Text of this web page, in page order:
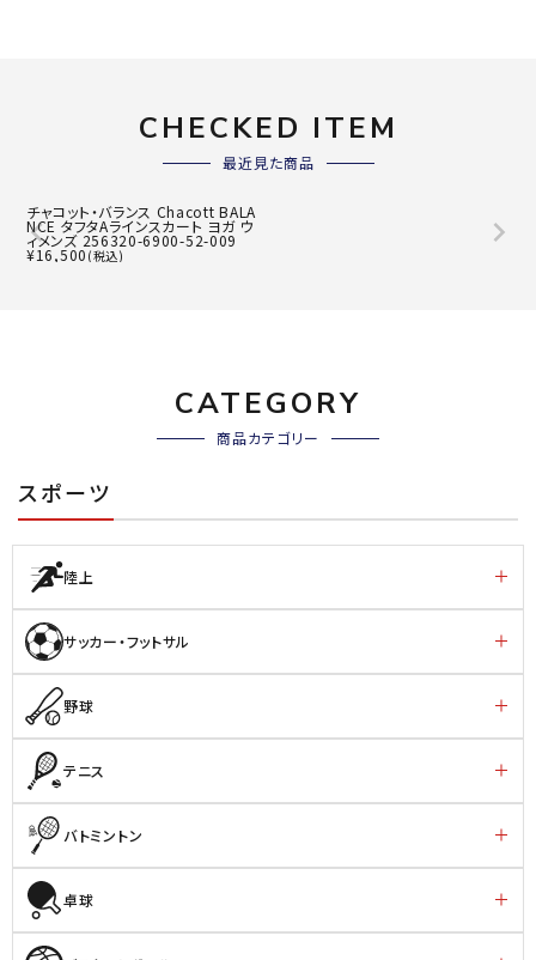
CHECKED ITEM
最近見た商品
チャコット・バランス Chacott BALA
NCE タフタAラインスカート ヨガ ウ
ィメンズ 256320-6900-52-009
¥16,500 (税込)
CATEGORY
商品カテゴリー
スポーツ
陸上
サッカー・フットサル
野球
テニス
バトミントン
卓球